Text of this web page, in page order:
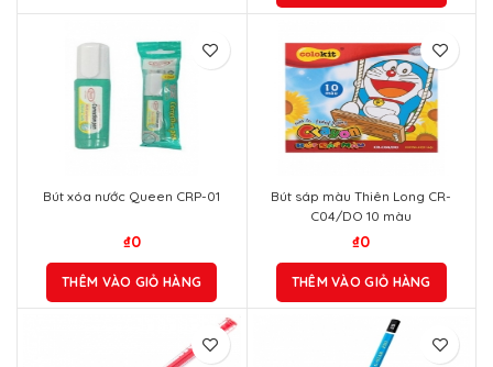
Bút xóa nước Queen CRP-01
₫0
THÊM VÀO GIỎ HÀNG
Bút sáp màu Thiên Long CR-
C04/DO 10 màu
₫0
THÊM VÀO GIỎ HÀNG